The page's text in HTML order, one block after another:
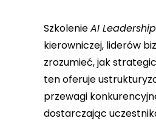
SzkolenieAI
kierowniczej, liderów
zrozumieć, jak
ten oferuje
przewagi
dostarczając